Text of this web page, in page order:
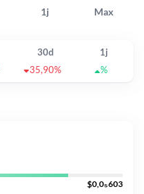
1j Max
30d
1j
35,90% %
$0,0₅603